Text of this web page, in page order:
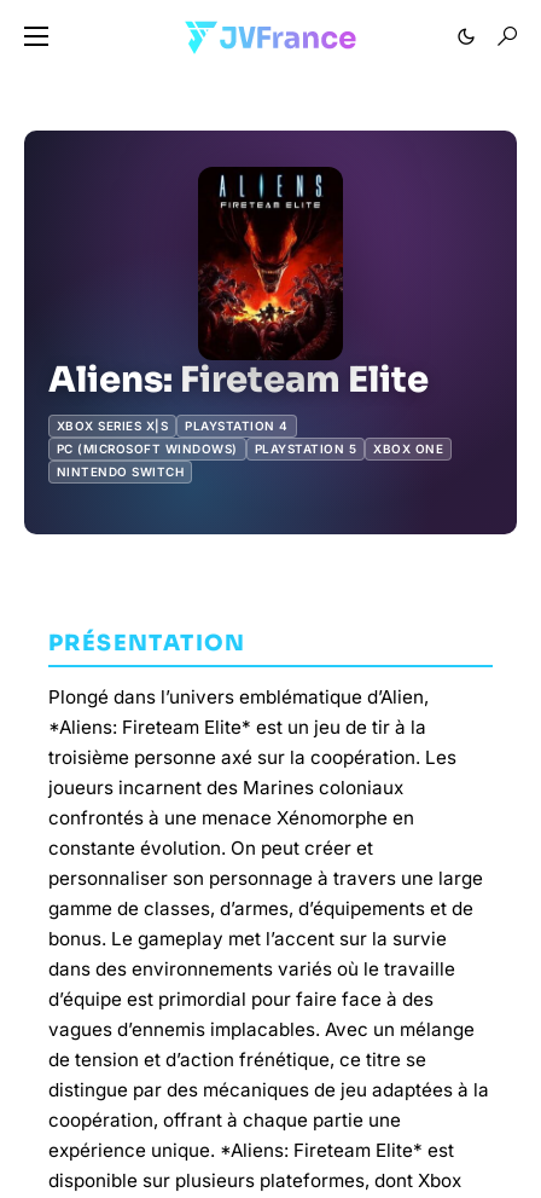
Aliens: Fireteam Elite
XBOX SERIES X|S
PLAYSTATION 4
PC (MICROSOFT WINDOWS)
PLAYSTATION 5
XBOX ONE
NINTENDO SWITCH
PRÉSENTATION
Plongé dans l’univers emblématique d’Alien,
*Aliens: Fireteam Elite* est un jeu de tir à la
troisième personne axé sur la coopération. Les
joueurs incarnent des Marines coloniaux
confrontés à une menace Xénomorphe en
constante évolution. On peut créer et
personnaliser son personnage à travers une large
gamme de classes, d’armes, d’équipements et de
bonus. Le gameplay met l’accent sur la survie
dans des environnements variés où le travaille
d’équipe est primordial pour faire face à des
vagues d’ennemis implacables. Avec un mélange
de tension et d’action frénétique, ce titre se
distingue par des mécaniques de jeu adaptées à la
coopération, offrant à chaque partie une
expérience unique. *Aliens: Fireteam Elite* est
disponible sur plusieurs plateformes, dont Xbox